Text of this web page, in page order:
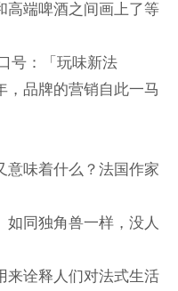
端啤酒之间画上了等
号：「玩味新法
，品牌的营销自此一马
意味着什么？法国作家
如同独角兽一样，没人
来诠释人们对法式生活